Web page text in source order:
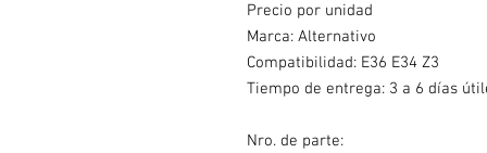
Precio por unidad
Marca: Alternativo
Compatibilidad: E36 E34 Z3
Tiempo de entrega: 3 a 6 días
Nro. de parte: